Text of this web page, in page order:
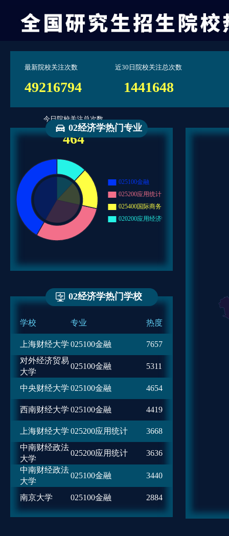
最新院校关注次数
49216794
近30日院校关注总次数
1441648
今日院校关注总次数
464
02经济学热门专业
02经济学热门学校
学校 专业 热度
上海财经大学 025100金融
7657
对外经济贸易
大学
025100金融 5311
中央财经大学 025100金融 4654
西南财经大学 025100金融 4419
上海财经大学 025200应用统计
3668
中南财经政法
大学
025200应用统计
3636
中南财经政法
大学
025100金融 3440
南京大学 025100金融 2884